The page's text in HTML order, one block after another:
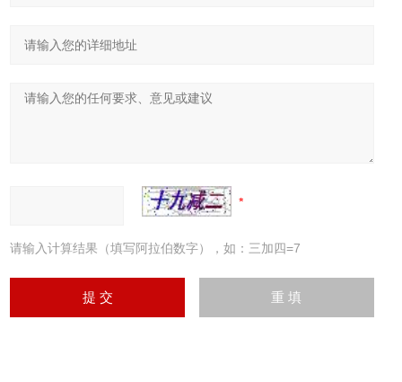
请输入计算结果（填写阿拉伯数字），如：三加四=7